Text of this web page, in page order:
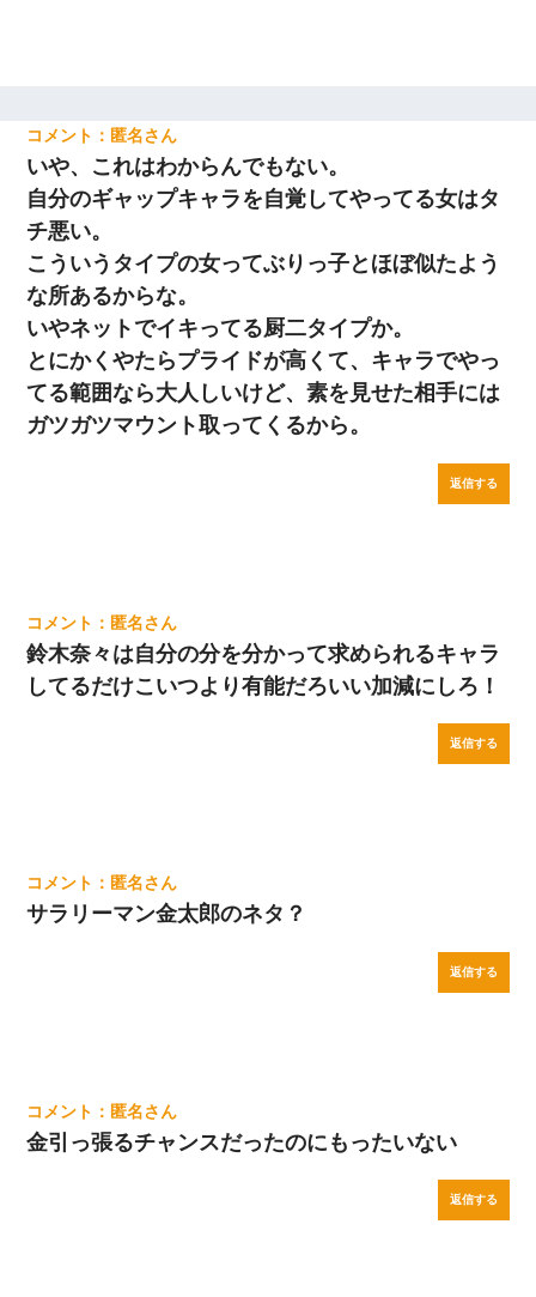
匿名
いや、これはわからんでもない。
自分のギャップキャラを自覚してやってる女はタ
チ悪い。
こういうタイプの女ってぶりっ子とほぼ似たよう
な所あるからな。
いやネットでイキってる厨二タイプか。
とにかくやたらプライドが高くて、キャラでやっ
てる範囲なら大人しいけど、素を見せた相手には
ガツガツマウント取ってくるから。
返信する
匿名
鈴木奈々は自分の分を分かって求められるキャラ
してるだけこいつより有能だろいい加減にしろ！
返信する
匿名
サラリーマン金太郎のネタ？
返信する
匿名
金引っ張るチャンスだったのにもったいない
返信する